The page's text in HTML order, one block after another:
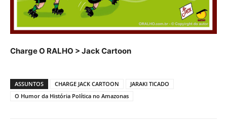
Charge O RALHO > Jack Cartoon
ASSUNTOS CHARGE JACK CARTOON
JARAKI TICADO
O Humor da História Política no Amazonas